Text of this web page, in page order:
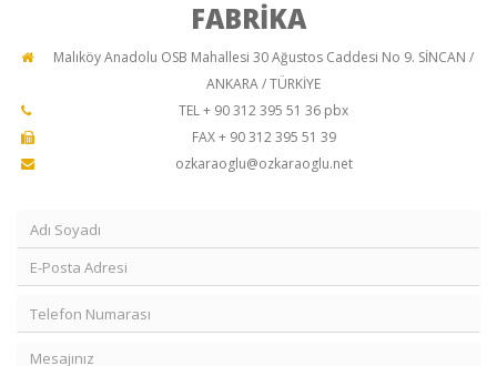
FABRİKA
Malıköy Anadolu OSB Mahallesi 30 Ağustos Caddesi No 9. SİNCAN /
ANKARA / TÜRKİYE
TEL + 90 312 395 51 36 pbx
FAX + 90 312 395 51 39
ozkaraoglu@ozkaraoglu.net